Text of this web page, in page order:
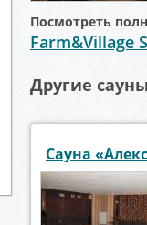
Посмотреть
Farm&Village
Другие
Сауна